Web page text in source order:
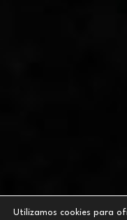
Utilizamos cookies para